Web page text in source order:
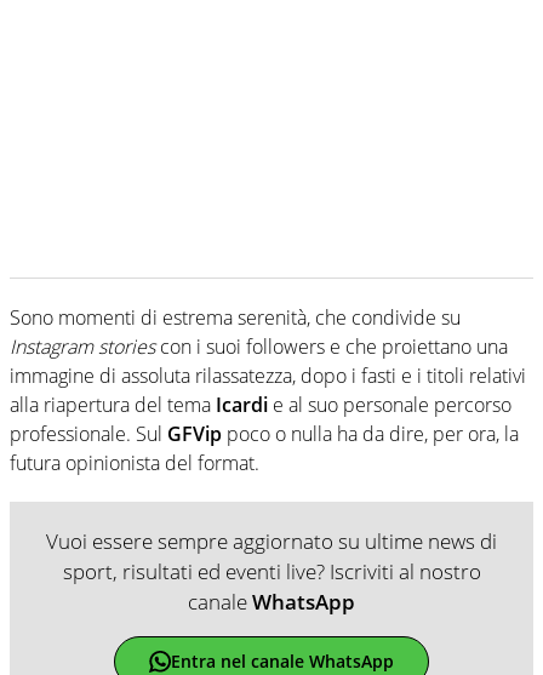
Sono momenti di estrema serenità, che condivide su
Instagram storiescon i suoi followers e che proiettano una
immagine di assoluta rilassatezza, dopo i fasti e i titoli relativi
alla riapertura del tema Icardi e al suo personale percorso
professionale. Sul GFVip poco o nulla ha da dire, per ora, la
futura opinionista del format.
Vuoi essere sempre aggiornato su ultime news di
sport, risultati ed eventi live? Iscriviti al nostro
canaleWhatsApp
Entra nel canale WhatsApp